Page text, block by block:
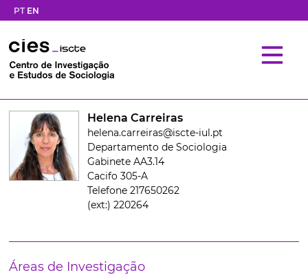
PT EN
Helena Carreiras
helena.carreiras@iscte-iul.pt
Departamento de Sociologia
Gabinete AA3.14
Cacifo 305-A
Telefone 217650262
(ext:) 220264
Áreas de Investigação